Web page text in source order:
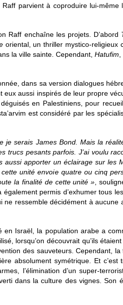
parvient à coproduire lui-même
Raff enchaîne les projets. D’abord
oriental, un thriller mystico-religieux
la ville sainte. Cependant,Hatufim
dans sa version dialogues
aussi inspirés de leur propre
en Palestiniens, pour
est considéré par les
je serais James Bond. Mais la
pesants parfois. J’ai voulu
apporter un éclairage sur les
unité envoie quatre ou cinq
la finalité de cette unité » ,
également permis d’exhumer tous
ne ressemble décidément à
Israël, la population arabe a
lorsqu’on découvrait qu’ils
des sauveteurs. Cependant,
absolument symétrique. Et
l’élimination d’un super-
dans la culture des vignes.